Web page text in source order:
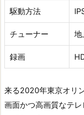
駆動方法
チューナー 地
録画
来る2020年東京オリ
画面かつ高画質なテ